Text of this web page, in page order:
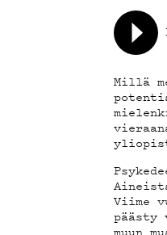
G
Millä
Viime
päästy
muun